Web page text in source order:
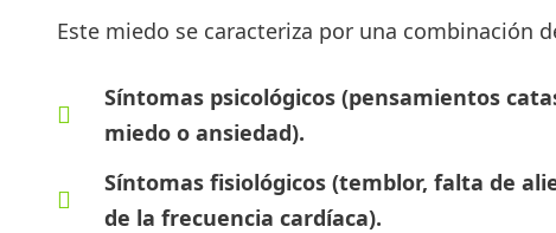
Este miedo se caracteriza por una combinación
Síntomas psicológicos (pensamientos
miedo o ansiedad).
Síntomas fisiológicos (temblor, falta de
de la frecuencia cardíaca).